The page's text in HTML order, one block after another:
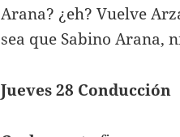
Arana? ¿eh? Vuelve
sea que Sabino Arana,
Jueves 28 Conducción